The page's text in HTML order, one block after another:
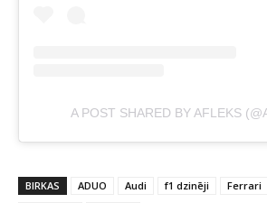
A POST SHARED BY AFLEKS
BIRKAS ADUO Audi f1 dzinēji Ferrari